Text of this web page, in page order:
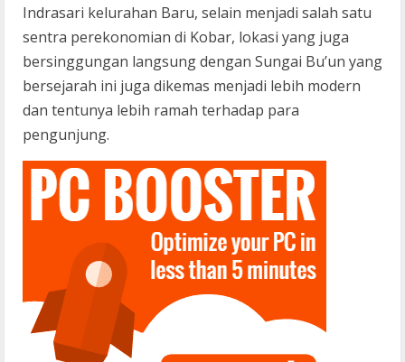
Indrasari kelurahan Baru, selain menjadi salah satu
sentra perekonomian di Kobar, lokasi yang juga
bersinggungan langsung dengan Sungai Bu’un yang
bersejarah ini juga dikemas menjadi lebih modern
dan tentunya lebih ramah terhadap para
pengunjung.